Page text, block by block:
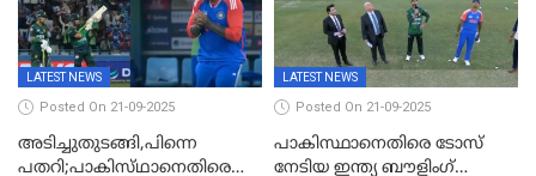
LATEST NEWS
Posted On 21-09-2025
അടിച്ചുതുടങ്ങി,പിന്നെ
പതറി;പാകിസ്‌ഥാനെതിരെ
LATEST NEWS
Posted On 21-09-2025
പാകിസ്ഥാനെതിരെ ടോസ്
നേടിയ ഇന്ത്യ ബൗളിംഗ്